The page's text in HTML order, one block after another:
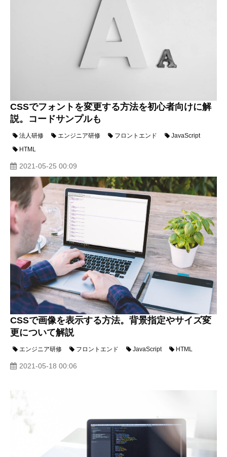
CSSでフォントを変更する方法を初心者向けに解
説。コードサンプルも
法人研修 エンジニア研修 フロントエンド
JavaScript
HTML
2021-05-25 00:09
CSSで画像を表示する方法。背景指定やサイズ変
更について解説
エンジニア研修 フロントエンド JavaScript HTML
2021-05-18 00:06